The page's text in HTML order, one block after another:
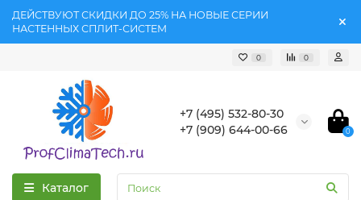
ДЕЙСТВУЮТ СКИДКИ ДО 25% НА НОВЫЕ СЕРИИ
НАСТЕННЫХ СПЛИТ-СИСТЕМ
0 0
+7 (495) 532-80-30
+7 (909) 644-00-66
0
Каталог